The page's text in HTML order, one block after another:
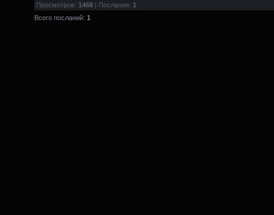
Просмотров: 1468 | Послания: 1
Всего посланий: 1